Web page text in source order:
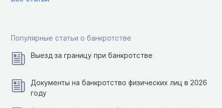
Популярные статьи о банкротстве
Выезд за границу при банкротстве
Документы на банкротство физических лиц в 2026
году